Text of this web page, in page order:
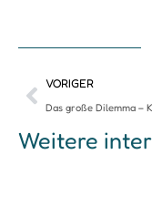
VORIGER
Weitere